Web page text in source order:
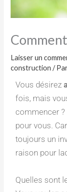
Laisser un
construction /
Vous désirez
fois, mais
commencer
pour vous.
toujours un
raison pour
Quelles sont